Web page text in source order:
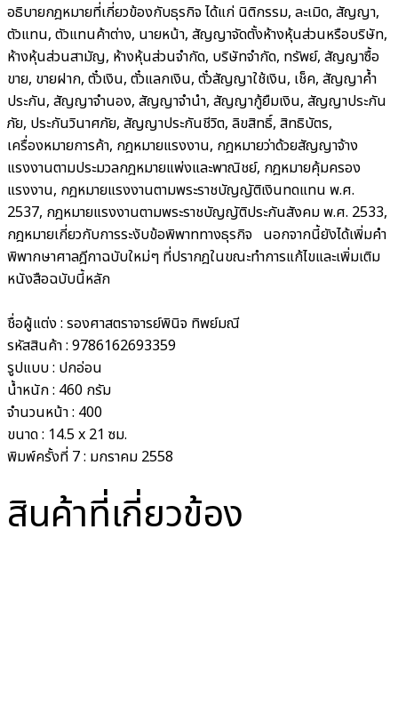
อธิบายกฎหมายที่เกี่ยวข้องกับธุรกิจ ได้แก่ นิติกรรม, ละเมิด, สัญญา,
ตัวแทน, ตัวแทนค้าต่าง, นายหน้า, สัญญาจัดตั้งห้างหุ้นส่วนหรือบริษัท,
ห้างหุ้นส่วนสามัญ, ห้างหุ้นส่วนจำกัด, บริษัทจำกัด, ทรัพย์, สัญญาซื้อ
ขาย, ขายฝาก, ตั๋วเงิน, ตั๋วแลกเงิน, ตั๋วสัญญาใช้เงิน, เช็ค, สัญญาค้ำ
ประกัน, สัญญาจำนอง, สัญญาจำนำ, สัญญากู้ยืมเงิน, สัญญาประกัน
ภัย, ประกันวินาศภัย, สัญญาประกันชีวิต, ลิขสิทธิ์, สิทธิบัตร,
เครื่องหมายการค้า, กฎหมายแรงงาน, กฎหมายว่าด้วยสัญญาจ้าง
แรงงานตามประมวลกฎหมายแพ่งและพาณิชย์, กฎหมายคุ้มครอง
แรงงาน, กฎหมายแรงงานตามพระราชบัญญัติเงินทดแทน พ.ศ.
2537, กฎหมายแรงงานตามพระราชบัญญัติประกันสังคม พ.ศ. 2533,
กฎหมายเกี่ยวกับการระงับข้อพิพาททางธุรกิจ นอกจากนี้ยังได้เพิ่มคำ
พิพากษาศาลฎีกาฉบับใหม่ๆ ที่ปรากฎในขณะทำการแก้ไขและเพิ่มเติม
หนังสือฉบับนี้หลัก
ชื่อผู้แต่ง : รองศาสตราจารย์พินิจ ทิพย์มณี
รหัสสินค้า : 9786162693359
รูปแบบ : ปกอ่อน
น้ำหนัก : 460 กรัม
จำนวนหน้า : 400
ขนาด : 14.5 x 21 ซม.
พิมพ์ครั้งที่ 7 : มกราคม 2558
สินค้าที่เกี่ยวข้อง